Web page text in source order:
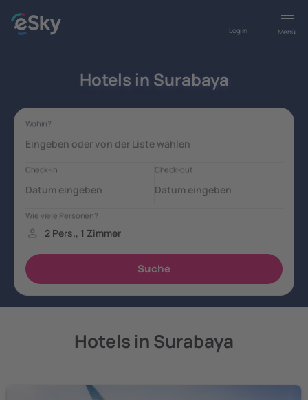
Menü
Log in
Hotels in Surabaya
Hotels in Surabaya